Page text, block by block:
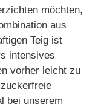
möchten,
aus
Teig ist
intensives
vorher leicht zu
bei unserem